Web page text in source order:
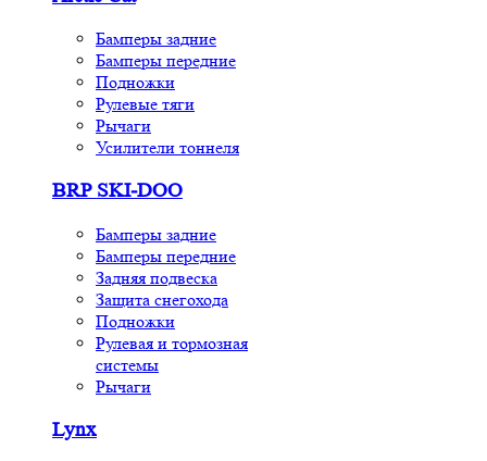
Бамперы задние
Бамперы передние
Подножки
Рулевые тяги
Рычаги
Усилители тоннеля
BRP SKI-DOO
Бамперы задние
Бамперы передние
Задняя подвеска
Защита снегохода
Подножки
Рулевая и тормозная
системы
Рычаги
Lynx